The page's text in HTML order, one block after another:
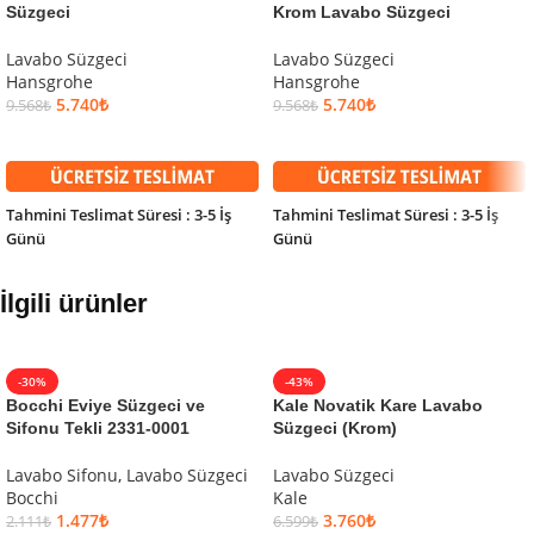
Süzgeci
Lavabo Süzgeci
Hansgrohe
9.568₺ 5.740₺
Tahmini Teslimat Süresi : 3-5 İş
Günü
Krom Lavabo Süzgeci
Lavabo Süzgeci
Hansgrohe
9.568₺ 5.740₺
Tahmini Teslimat Süresi : 3-5 İş
Günü
İlgili ürünler
-30%
Bocchi Eviye Süzgeci ve
Sifonu Tekli 2331-0001
Lavabo Sifonu, Lavabo Süzgeci
Bocchi
2.111₺ 1.477₺
-43%
Kale Novatik Kare Lavabo
Süzgeci (Krom)
Lavabo Süzgeci
Kale
6.599₺ 3.760₺